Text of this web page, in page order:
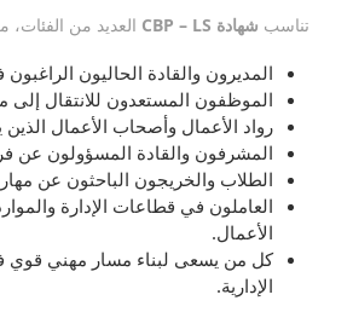
تناسب شهادة CBP – LS العديد من الفئات،
المديرون والقادة الحاليون
الموظفون المستعدون للانتقال إلى
رواد الأعمال وأصحاب الأعمال
المشرفون والقادة المسؤولون عن
الطلاب والخريجون الباحثون عن
العاملون في قطاعات الإدارة
الأعمال.
كل من يسعى لبناء مسار مهني قوي
الإدارية.